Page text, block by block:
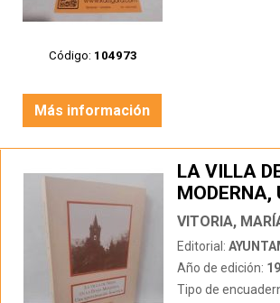
Código: 104973
Más información
LA VILLA
HISTÓRICA
VITORIA,
Editorial:
Año de edición:
Tipo de